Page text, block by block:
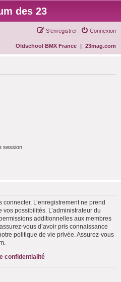
des 23
Connexion
S’enregistrer
23mag.com
|
Oldschool BMX France
session
L’enregistrement ne prend
possibilités. L’administrateur du
additionnelles aux membres
vous d’avoir pris connaissance
politique de vie privée. Assurez-vous
confidentialité